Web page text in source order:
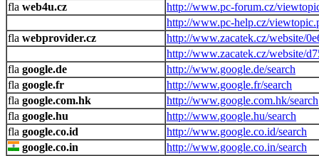
web4u.cz
http://www.pc-forum.cz/
http://www.pc-help.cz/
webprovider.cz
http://www.zacatek.cz/website/
http://www.zacatek.cz/website/
google.de
http://www.google.de/search
google.fr
http://www.google.fr/search
google.com.hk
http://www.google.com.hk/search
google.hu
http://www.google.hu/search
google.co.id
http://www.google.co.id/search
google.co.in
http://www.google.co.in/search